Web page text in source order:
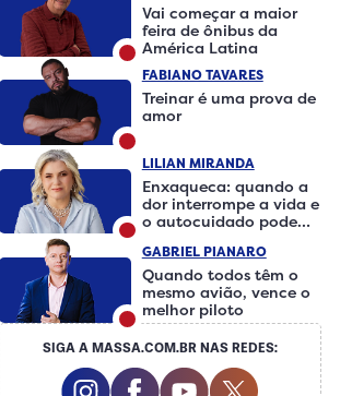
Vai começar a maior
feira de ônibus da
América Latina
FABIANO TAVARES
Treinar é uma prova de
amor
LILIAN MIRANDA
Enxaqueca: quando a
dor interrompe a vida e
o autocuidado pode
GABRIEL PIANARO
Quando todos têm o
mesmo avião, vence o
melhor piloto
SIGA A MASSA.COM.BR NAS REDES:
Instagram Social Media
Facebook Social
Youtube Social
Twitter